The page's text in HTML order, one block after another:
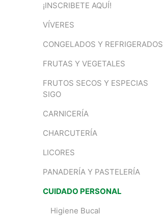
¡INSCRIBETE AQUÍ!
VÍVERES
CONGELADOS Y REFRIGERADOS
FRUTAS Y VEGETALES
FRUTOS SECOS Y ESPECIAS
SIGO
CARNICERÍA
CHARCUTERÍA
LICORES
PANADERÍA Y PASTELERÍA
CUIDADO PERSONAL
Higiene Bucal